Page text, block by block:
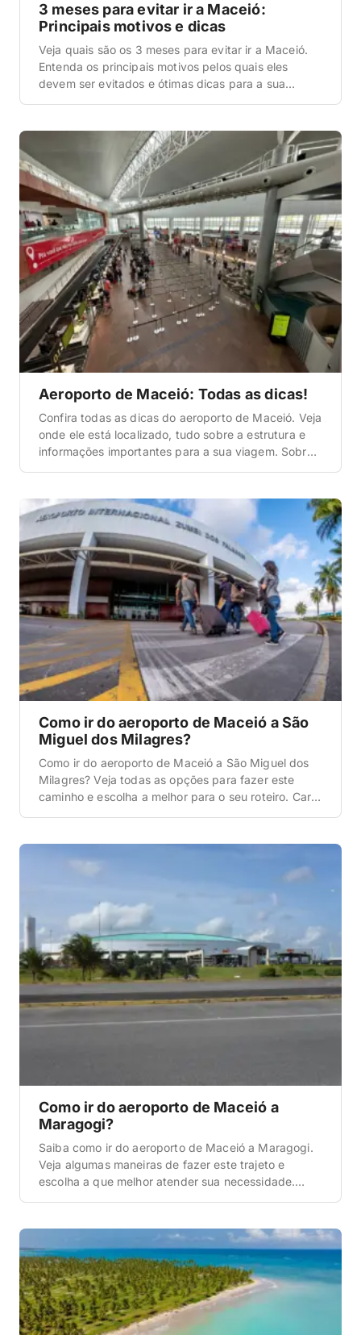
3 meses para evitar ir a Maceió:
Principais motivos e dicas
Veja quais são os 3 meses para evitar ir a Maceió.
Entenda os principais motivos pelos quais eles
devem ser evitados e ótimas dicas para a sua
Maceió, queremos dar uma informação muito
importante para qualquer […]
Aeroporto de Maceió: Todas as dicas!
Confira todas as dicas do aeroporto de Maceió. Veja
onde ele está localizado, tudo sobre a estrutura e
informações importantes para a sua viagem. Sobre
Aeroporto Internacional Zumbi dos Palmares. Ele
está situado da seguinte forma: No quesito
estrutura, ele é […]
Como ir do aeroporto de Maceió a São
Miguel dos Milagres?
Como ir do aeroporto de Maceió a São Miguel dos
Milagres? Veja todas as opções para fazer este
caminho e escolha a melhor para o seu roteiro. Carro
alugado. Esta, inclusive, é a opção que […]
Como ir do aeroporto de Maceió a
Maragogi?
Saiba como ir do aeroporto de Maceió a Maragogi.
Veja algumas maneiras de fazer este trajeto e
escolha a que melhor atender sua necessidade.
alugado. Esta, inclusive, é a opção que
consideramos ser a melhor de todas […]